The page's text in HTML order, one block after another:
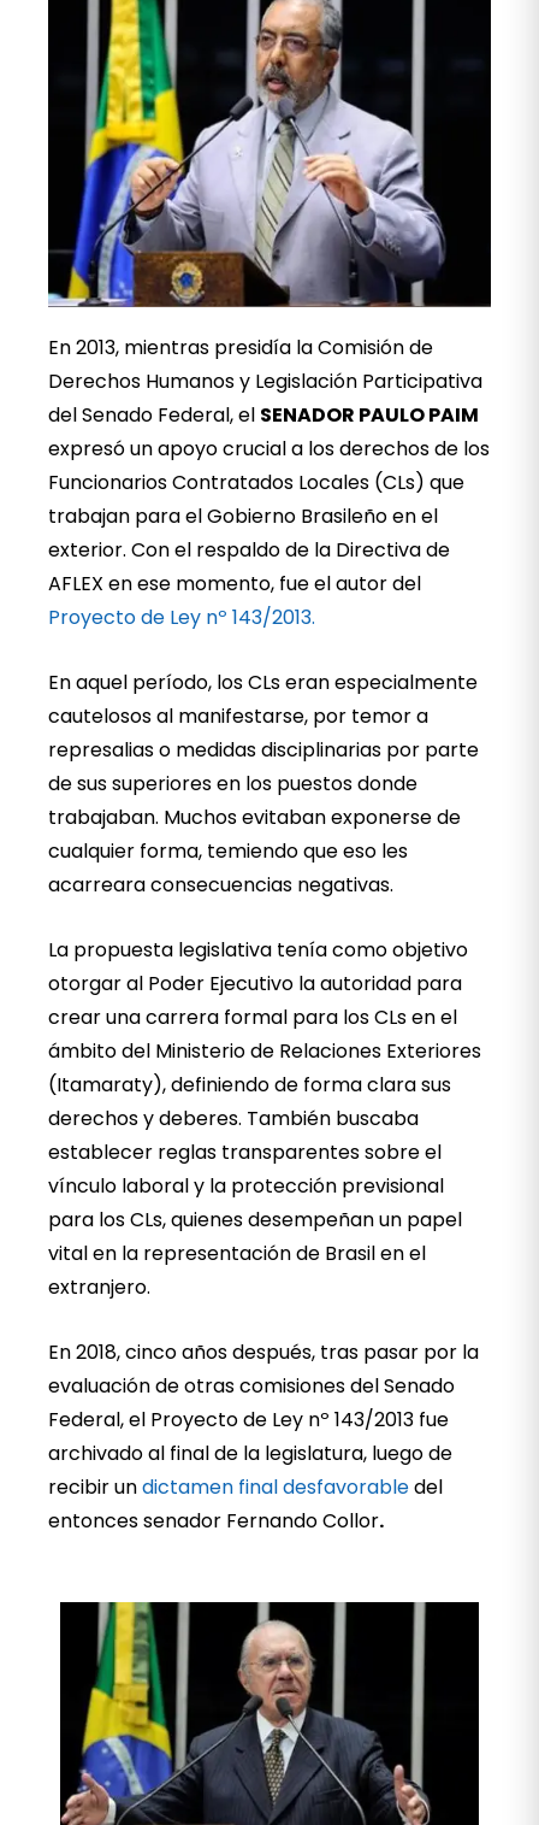
En 2013, mientras presidía la Comisión de
Derechos Humanos y Legislación Participativa
del Senado Federal, el SENADOR PAULO PAIM
expresó un apoyo crucial a los derechos de los
Funcionarios Contratados Locales (CLs) que
trabajan para el Gobierno Brasileño en el
exterior. Con el respaldo de la Directiva de
AFLEX en ese momento, fue el autor del
Proyecto de Ley nº 143/2013.
En aquel período, los CLs eran especialmente
cautelosos al manifestarse, por temor a
represalias o medidas disciplinarias por parte
de sus superiores en los puestos donde
trabajaban. Muchos evitaban exponerse de
cualquier forma, temiendo que eso les
acarreara consecuencias negativas.
La propuesta legislativa tenía como objetivo
otorgar al Poder Ejecutivo la autoridad para
crear una carrera formal para los CLs en el
ámbito del Ministerio de Relaciones Exteriores
(Itamaraty), definiendo de forma clara sus
derechos y deberes. También buscaba
establecer reglas transparentes sobre el
vínculo laboral y la protección previsional
para los CLs, quienes desempeñan un papel
vital en la representación de Brasil en el
extranjero.
En 2018, cinco años después, tras pasar por la
evaluación de otras comisiones del Senado
Federal, el Proyecto de Ley nº 143/2013 fue
archivado al final de la legislatura, luego de
recibir undictamen final desfavorabledel
entonces senador Fernando Collor.